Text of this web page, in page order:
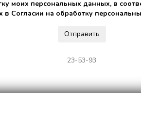
моих персональных данных, в
Согласии на обработку
23-53-93